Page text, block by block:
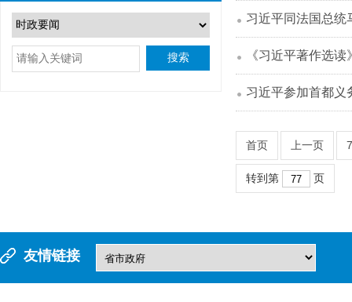
搜索
习近平同法国总统
《习近平著作选
习近平参加首都义
首页 上一页
转到第 页
友情链接